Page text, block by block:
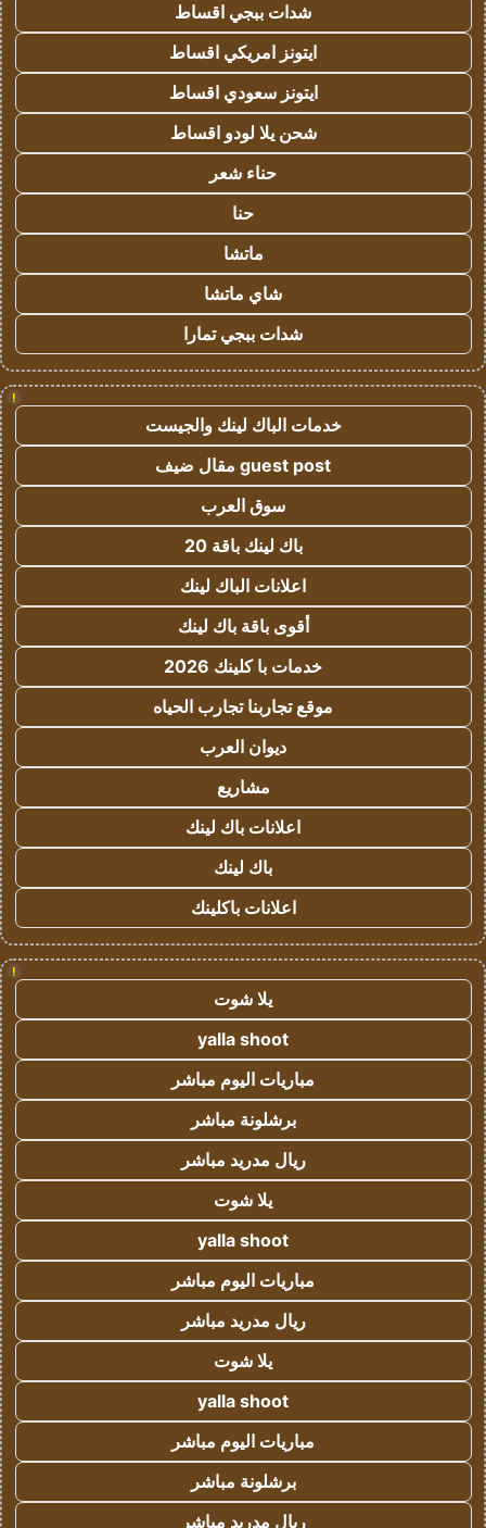
شدات ببجي اقساط
ايتونز امريكي اقساط
ايتونز سعودي اقساط
شحن يلا لودو اقساط
حناء شعر
حنا
ماتشا
شاي ماتشا
شدات ببجي تمارا
!
خدمات الباك لينك والجيست
guest post مقال ضيف
سوق العرب
باك لينك باقة 20
اعلانات الباك لينك
أقوى باقة باك لينك
خدمات با كلينك 2026
موقع تجاربنا تجارب الحياه
ديوان العرب
مشاريع
اعلانات باك لينك
باك لينك
اعلانات باكلينك
!
يلا شوت
yalla shoot
مباريات اليوم مباشر
برشلونة مباشر
ريال مدريد مباشر
يلا شوت
yalla shoot
مباريات اليوم مباشر
ريال مدريد مباشر
يلا شوت
yalla shoot
مباريات اليوم مباشر
برشلونة مباشر
ريال مدريد مباشر